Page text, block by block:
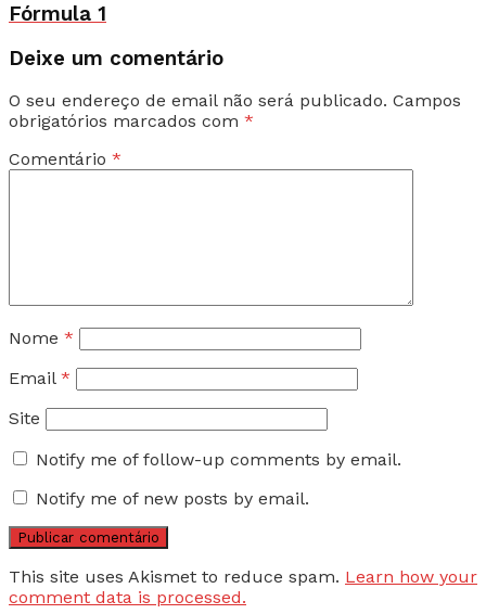
Fórmula 1
Deixe um comentário
O seu endereço de email não será publicado. Campos
obrigatórios marcados com *
Comentário *
Nome *
Email *
Site
Notify me of follow-up comments by email.
Notify me of new posts by email.
This site uses Akismet to reduce spam. Learn how your
comment data is processed.